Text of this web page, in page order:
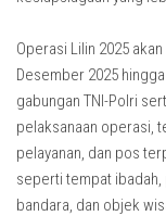
Operasi Lilin 2025
Desember 2025
gabungan TNI-Polri
pelaksanaan operasi,
pelayanan, dan pos
seperti tempat ibadah,
bandara, dan objek